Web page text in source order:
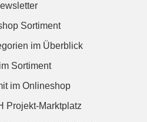
Sortiment
im Überblick
Sortiment
im Onlineshop
Projekt-Marktplatz